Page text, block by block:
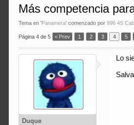
Más competencia
Tema en 'Panamera' comenzado por996 4S
Página 4 de 5 < Prev 1 2 3 4 5
Duque
Lo